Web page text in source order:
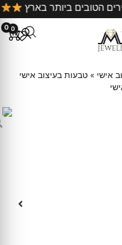
הטובים ביותר בארץ
0 0
אישי » טבעות בעיצוב אישי